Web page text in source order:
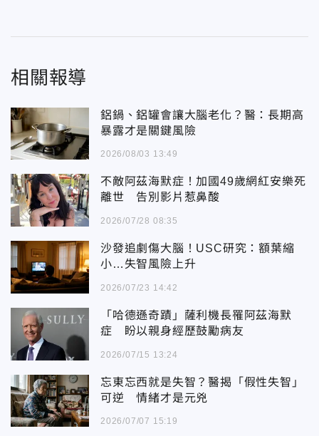
相關報導
鋁鍋、鋁罐會讓大腦老化？醫：長期高
暴露才是關鍵風險
2026/08/03 13:49
不敵阿茲海默症！加國49歲網紅安樂死
離世 告別影片惹鼻酸
2026/07/28 08:35
沙發追劇傷大腦！USC研究：額葉縮
小…失智風險上升
2026/07/23 14:42
「哈德遜奇蹟」薩利機長罹阿茲海默
症 盼以親身經歷鼓勵病友
2026/07/15 13:24
忘東忘西就是失智？醫揭「假性失智」
可逆 情緒才是元兇
2026/07/07 15:19